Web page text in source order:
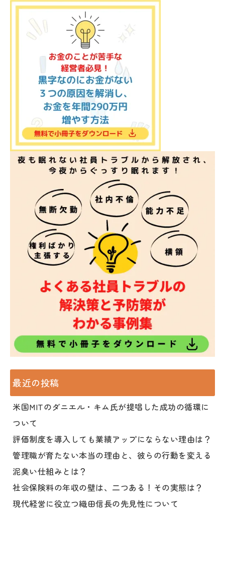
最近の投稿
米国MITのダニエル・キム氏が提唱した成功の循環に
ついて
評価制度を導入しても業績アップにならない理由は？
管理職が育たない本当の理由と、彼らの行動を変える
泥臭い仕組みとは？
社会保険料の年収の壁は、二つある！その実態は？
現代経営に役立つ織田信長の先見性について